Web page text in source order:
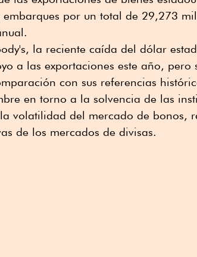
por un total de 29,273
la reciente caída del dólar
a las exportaciones este año, pero
con sus referencias
en torno a la solvencia de las
volatilidad del mercado de bonos,
de los mercados de divisas.